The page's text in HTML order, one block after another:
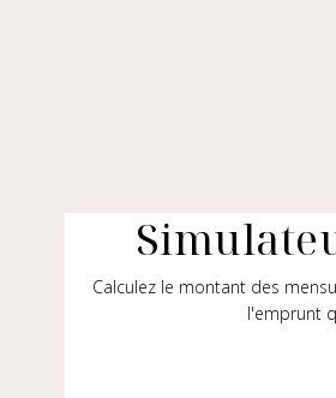
Calculez le montant des
l'emprunt